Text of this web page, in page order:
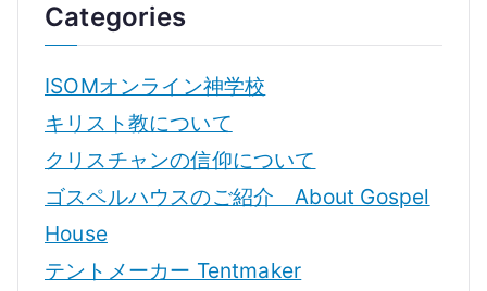
Categories
ISOMオンライン神学校
キリスト教について
クリスチャンの信仰について
ゴスペルハウスのご紹介 About Gospel
House
テントメーカー Tentmaker